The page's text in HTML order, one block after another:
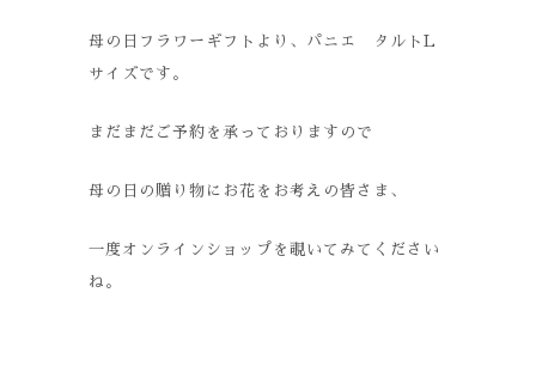
母の日フラワーギフトより、パニエ タルトL
サイズです。
まだまだご予約を承っておりますので
母の日の贈り物にお花をお考えの皆さま、
一度オンラインショップを覗いてみてください
ね。